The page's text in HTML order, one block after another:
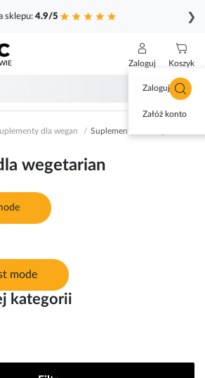
sklepu: 4.9/5 ❯
Zaloguj
Zaloguj się
Załóż konto
Koszyk
dla wegan Suplementy dla wegetarian
wegetarian
mode
kategorii